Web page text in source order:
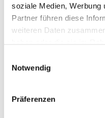
soziale Medien, Werbung
Partner führen diese
weiteren Daten
Notwendig
Präferenzen
Website von t+m jetzt
Startups als auch
Kooperationspartnern
Ziel ist, dass Sie, die
direkt informieren können,
Wer ein